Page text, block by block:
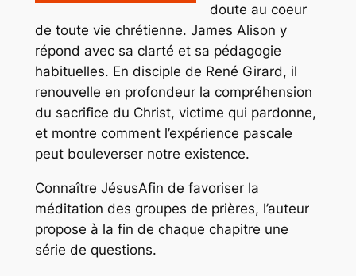
doute au coeur
de toute vie chrétienne. James Alison y
répond avec sa clarté et sa pédagogie
habituelles. En disciple de René Girard, il
renouvelle en profondeur la compréhension
du sacrifice du Christ, victime qui pardonne,
et montre comment l’expérience pascale
peut bouleverser notre existence.
Connaître JésusAfin de favoriser la
méditation des groupes de prières, l’auteur
propose à la fin de chaque chapitre une
série de questions.